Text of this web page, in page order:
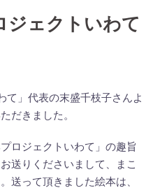
ジェクトいわて
て」代表の末盛千枝子さんよ
だきました。
ロジェクトいわて」の趣旨
送りくださいまして、まこ
送って頂きました絵本は、